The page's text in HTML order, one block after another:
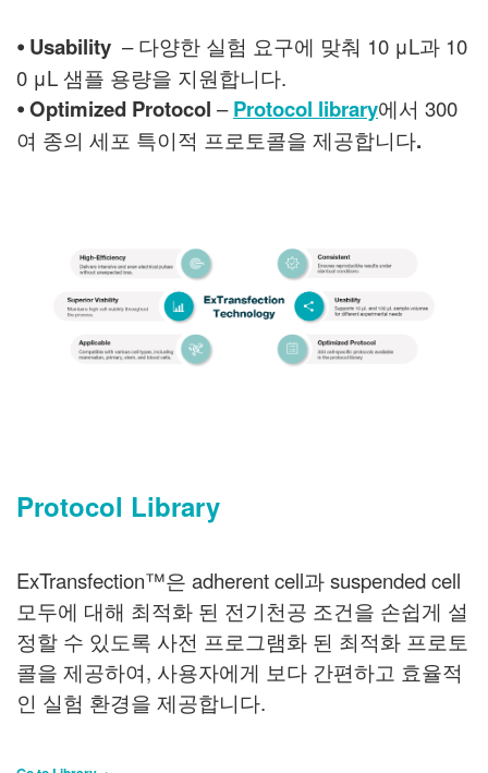
⦁ Usability – 다양한 실험 요구에 맞춰 10 μL과 10
0 μL 샘플 용량을 지원합니다.
⦁Optimized Protocol –Protocol library에서 300
여 종의 세포 특이적 프로토콜을 제공합니다.
Protocol Library
ExTransfection™은 adherent cell과 suspended cell
모두에 대해 최적화 된 전기천공 조건을 손쉽게 설
정할 수 있도록 사전 프로그램화 된 최적화 프로토
콜을 제공하여, 사용자에게 보다 간편하고 효율적
인 실험 환경을 제공합니다.